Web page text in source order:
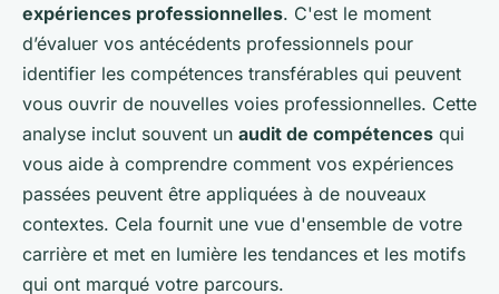
expériences professionnelles. C'est le moment
d’évaluer vos antécédents professionnels pour
identifier les compétences transférables qui peuvent
vous ouvrir de nouvelles voies professionnelles. Cette
analyse inclut souvent un audit de compétences qui
vous aide à comprendre comment vos expériences
passées peuvent être appliquées à de nouveaux
contextes. Cela fournit une vue d'ensemble de votre
carrière et met en lumière les tendances et les motifs
qui ont marqué votre parcours.